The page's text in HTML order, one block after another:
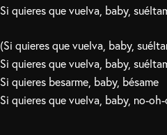
Si quieres que vuelva, baby,
(Si quieres que vuelva, baby,
Si quieres que vuelva, baby,
Si quieres besarme, baby, bésame
Si quieres que vuelva, baby, no-